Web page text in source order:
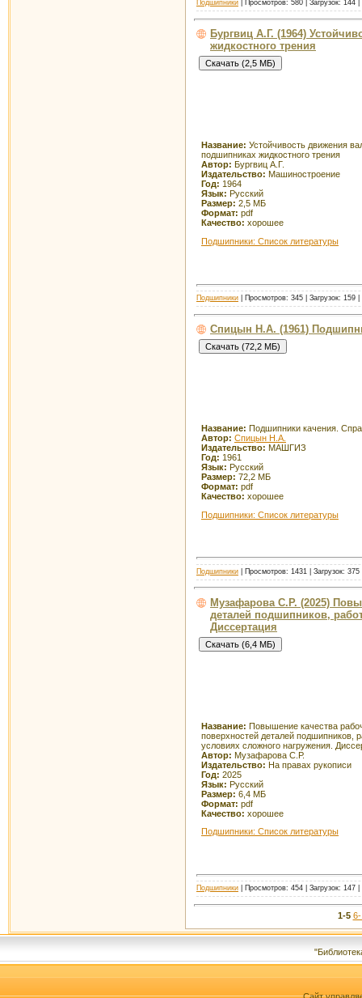
Подшипники | Просмотров: 580 | Загрузок: 144
Бургвиц А.Г. (1964)
жидкостного трения
Название: Устойчивость движения
подшипниках жидкостного трения
Автор: Бургвиц А.Г.
Издательство: Машиностроение
Год: 1964
Язык: Русский
Размер: 2,5 МБ
Формат: pdf
Качество: хорошее
Подшипники: Список литературы
Подшипники | Просмотров: 345 | Загрузок: 159
Спицын Н.А. (1961)
Название: Подшипники качения.
Автор: Спицын Н.А.
Издательство: МАШГИЗ
Год: 1961
Язык: Русский
Размер: 72,2 МБ
Формат: pdf
Качество: хорошее
Подшипники: Список литературы
Подшипники | Просмотров: 1431 | Загрузок:
Музафарова С.Р. (2025)
деталей подшипников,
Диссертация
Название: Повышение качества
поверхностей деталей подшипников,
условиях сложного нагружения.
Автор: Музафарова С.Р.
Издательство: На правах рукописи
Год: 2025
Язык: Русский
Размер: 6,4 МБ
Формат: pdf
Качество: хорошее
Подшипники: Список литературы
Подшипники | Просмотров: 454 | Загрузок: 147
1-5